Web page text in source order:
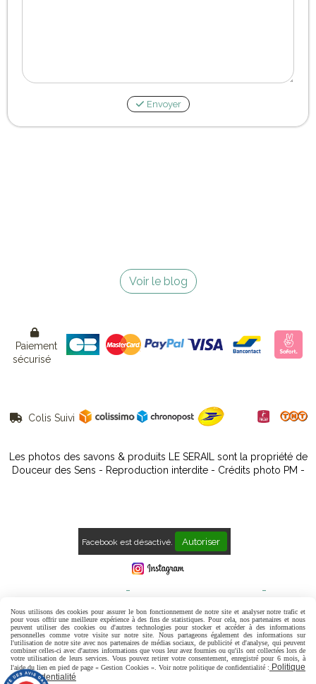
Envoyer
Voir le blog

Paiement
sécurisé
 Colis Suivi
Les photos des savons & produits LE SERAIL sont la propriété de
Douceur des Sens - Reproduction interdite - Crédits photo PM -
Facebook est désactivé. Autoriser
Politique de confidentialité Gestion cookies Mon Compte
Contact Avis Clients
Nous utilisons des cookies pour assurer le bon fonctionnement de notre site et analyser notre trafic et
pour vous offrir une meilleure expérience à des fins de statistiques. Pour cela, nos partenaires et nous
peuvent utiliser des cookies ou d'autres technologies pour stocker et accéder à des informations
personnelles comme votre visite sur notre site. Nous partageons également des informations sur
l'utilisation de notre site avec nos partenaires de médias sociaux, de publicité et d'analyse, qui peuvent
combiner celles-ci avec d'autres informations que vous leur avez fournies ou qu'ils ont collectées lors de
votre utilisation de leurs services. Vous pouvez retirer votre consentement, enregistré pour 6 mois, à
l'aide du lien en pied de page « Gestion Cookies ». Voir notre politique de confidentialité : Politique
de confidentialité